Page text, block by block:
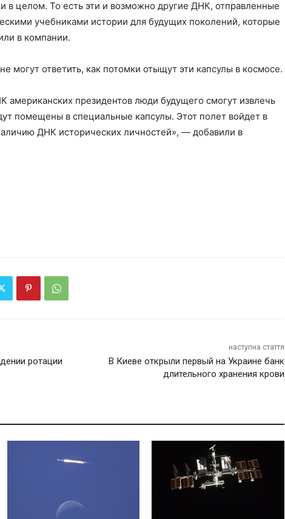
в целом. То есть эти и возможно другие ДНК, отправленные
учебниками истории для будущих поколений, которые
в компании.
могут ответить, как потомки отыщут эти капсулы в космосе.
американских президентов люди будущего смогут извлечь
помещены в специальные капсулы. Этот полет войдет в
ДНК исторических личностей», — добавили в
ротации
наступна стаття
В Киеве открыли первый на Украине банк
длительного хранения крови